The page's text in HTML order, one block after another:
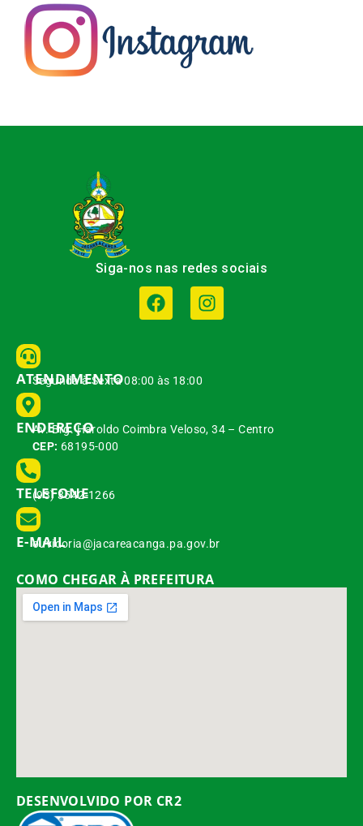
Siga-nos nas redes sociais
ATENDIMENTO
Segunda à Sexta 08:00 às 18:00
ENDEREÇO
Av. Brg. Haroldo Coimbra Veloso, 34 – Centro
CEP: 68195-000
TELEFONE
(93) 3542-1266
E-MAIL
ouvidoria@jacareacanga.pa.gov.br
COMO CHEGAR À PREFEITURA
DESENVOLVIDO POR CR2